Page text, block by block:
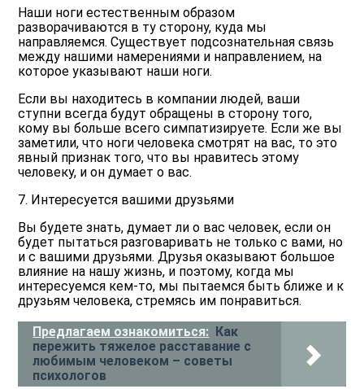
Наши ноги естественным образом
разворачиваются в ту сторону, куда мы
направляемся. Существует подсознательная связь
между нашими намерениями и направлением, на
которое указывают наши ноги.
Если вы находитесь в компании людей, ваши
ступни всегда будут обращены в сторону того,
кому вы больше всего симпатизируете. Если же вы
заметили, что ноги человека смотрят на вас, то это
явный признак того, что вы нравитесь этому
человеку, и он думает о вас.
7. Интересуется вашими друзьями
Вы будете знать, думает ли о вас человек, если он
будет пытаться разговаривать не только с вами, но
и с вашими друзьями. Друзья оказывают большое
влияние на нашу жизнь, и поэтому, когда мы
интересуемся кем-то, мы пытаемся быть ближе и к
друзьям человека, стремясь им понравиться.
Предлагаем ознакомиться: Как
пережить тяжелое расставание с
любимым человеком – советы
психологов